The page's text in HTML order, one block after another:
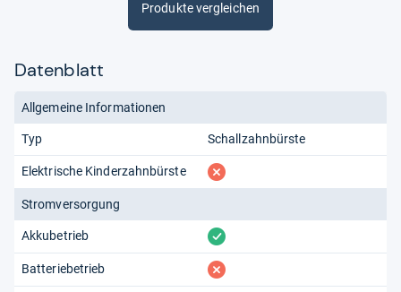
Produkte vergleichen
Datenblatt
Allgemeine Informationen
Typ Schallzahnbürste
Elektrische Kinderzahnbürste fehlt
Stromversorgung
Akkubetrieb vorhanden
Batteriebetrieb fehlt